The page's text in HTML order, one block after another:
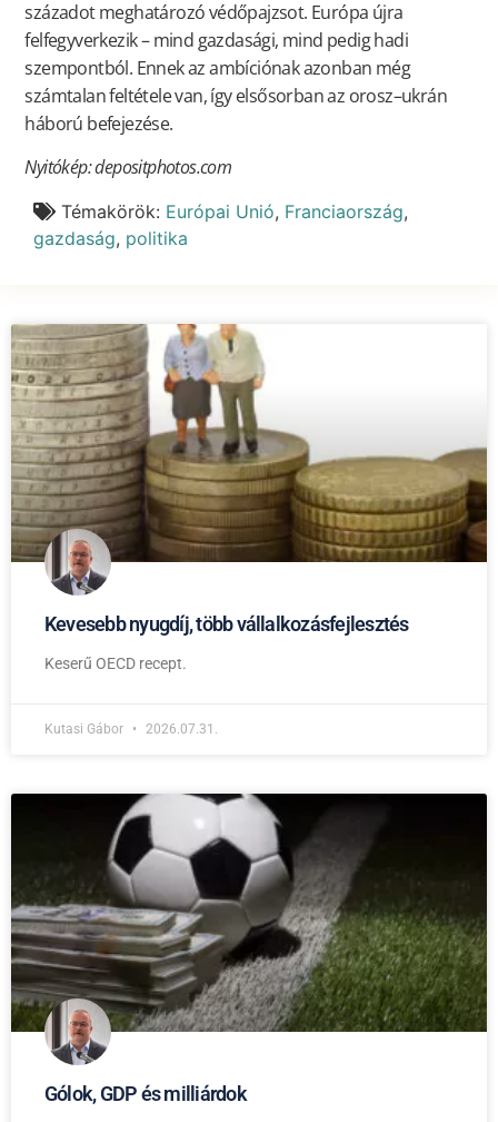
Kevesebb nyugdíj, több vállalkozásfejlesztés
Keserű OECD recept.
Kutasi Gábor 2026.07.31.
Gólok, GDP és milliárdok
századot meghatározó védőpajzsot. Európa újra
felfegyverkezik – mind gazdasági, mind pedig hadi
szempontból. Ennek az ambíciónak azonban még
számtalan feltétele van, így elsősorban az orosz–ukrán
háború befejezése.
Nyitókép: depositphotos.com
Témakörök: Európai Unió, Franciaország,
gazdaság, politika